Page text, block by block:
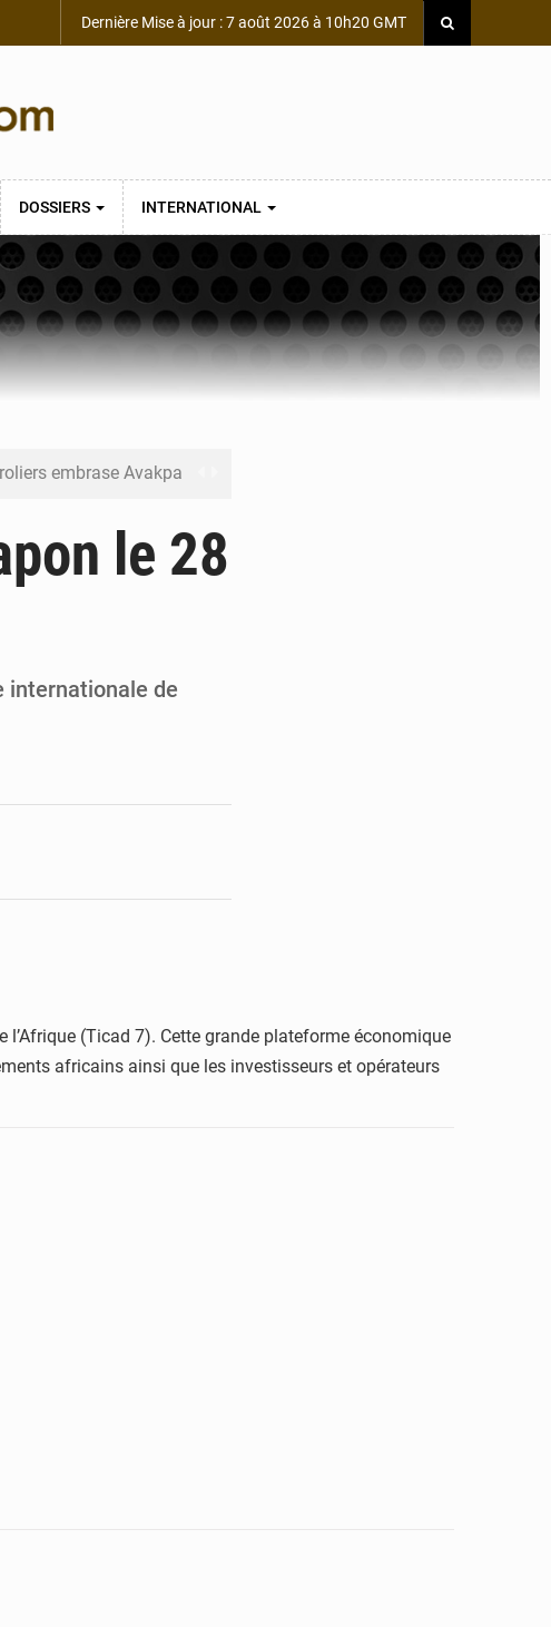
Dernière Mise à jour : 7 août 2026 à 10h20 GMT
DOSSIERS INTERNATIONAL
embrase Avakpa
siège de l’Assemblée
le 28
internationale de
l’Afrique (Ticad 7). Cette grande plateforme économique
africains ainsi que les investisseurs et opérateurs